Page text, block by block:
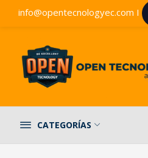
info@opentecnologyec.com I
CATEGORÍAS